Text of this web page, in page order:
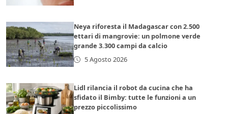
Neya riforesta il Madagascar con 2.500
ettari di mangrovie: un polmone verde
grande 3.300 campi da calcio
5 Agosto 2026
Lidl rilancia il robot da cucina che ha
sfidato il Bimby: tutte le funzioni a un
prezzo piccolissimo